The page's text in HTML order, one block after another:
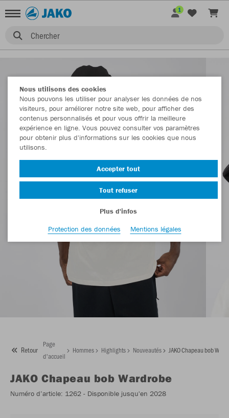
Chercher
1
Retour
Page
d'accueil
Hommes Highlights Nouveautés JAKO Chapeau bob
JAKO Chapeau bob Wardrobe
Numéro d’article: 1262 - Disponible jusqu'en 2028
Nous utilisons des cookies
Nous pouvons les utiliser pour analyser les données de nos
visiteurs, pour améliorer notre site web, pour afficher des
contenus personnalisés et pour vous offrir la meilleure
expérience en ligne. Vous pouvez consulter vos paramètres
pour obtenir plus d'informations sur les cookies que nous
utilisons.
Accepter tout
Tout refuser
Plus d'infos
Protection des données
Mentions légales